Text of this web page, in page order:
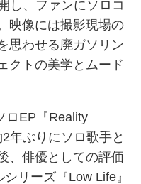
し、ファンにソロコ
映像には撮影現場の
思わせる廃ガソリン
クトの美学とムード
ロEP『Reality
年ぶりにソロ歌手と
、俳優としての評価
リーズ『Low Life』